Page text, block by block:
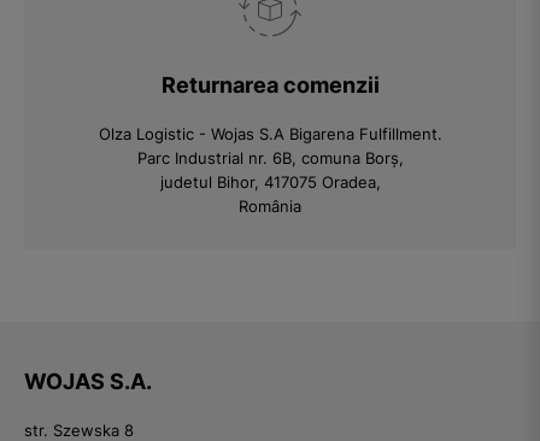
Returnarea comenzii
Olza Logistic - Wojas S.A Bigarena Fulfillment.
Parc Industrial nr. 6B, comuna Borș,
judetul Bihor, 417075 Oradea,
România
WOJAS S.A.
str. Szewska 8